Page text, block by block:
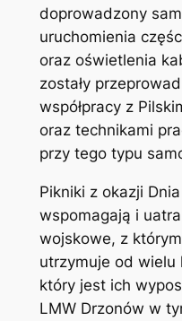
doprowadzony
uruchomienia
oraz oświetlenia
zostały
współpracy z
oraz technikami
przy tego typu
Pikniki z okazji
wspomagają i
wojskowe, z
utrzymuje od wielu
który jest ich
LMW Drzonów w